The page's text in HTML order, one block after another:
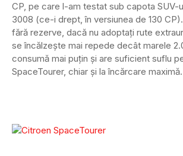
CP, pe care l-am testat sub capota SUV-
3008 (ce-i drept, în versiunea de 130
fără rezerve, dacă nu adoptați rute
se încălzește mai repede decât marele
consumă mai puțin și are suficient suflu
SpaceTourer, chiar și la încărcare maximă.